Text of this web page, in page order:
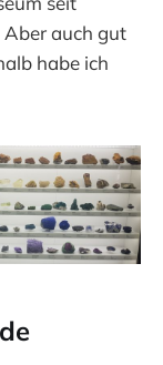
Aber auch gut
habe ich